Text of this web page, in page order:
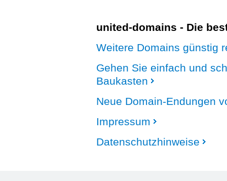
united-domains - Die
Weitere Domains günstig
Gehen Sie einfach und
Baukasten
Neue Domain-Endungen
Impressum
Datenschutzhinweise